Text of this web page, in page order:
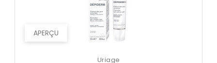
APERÇU
Uriage